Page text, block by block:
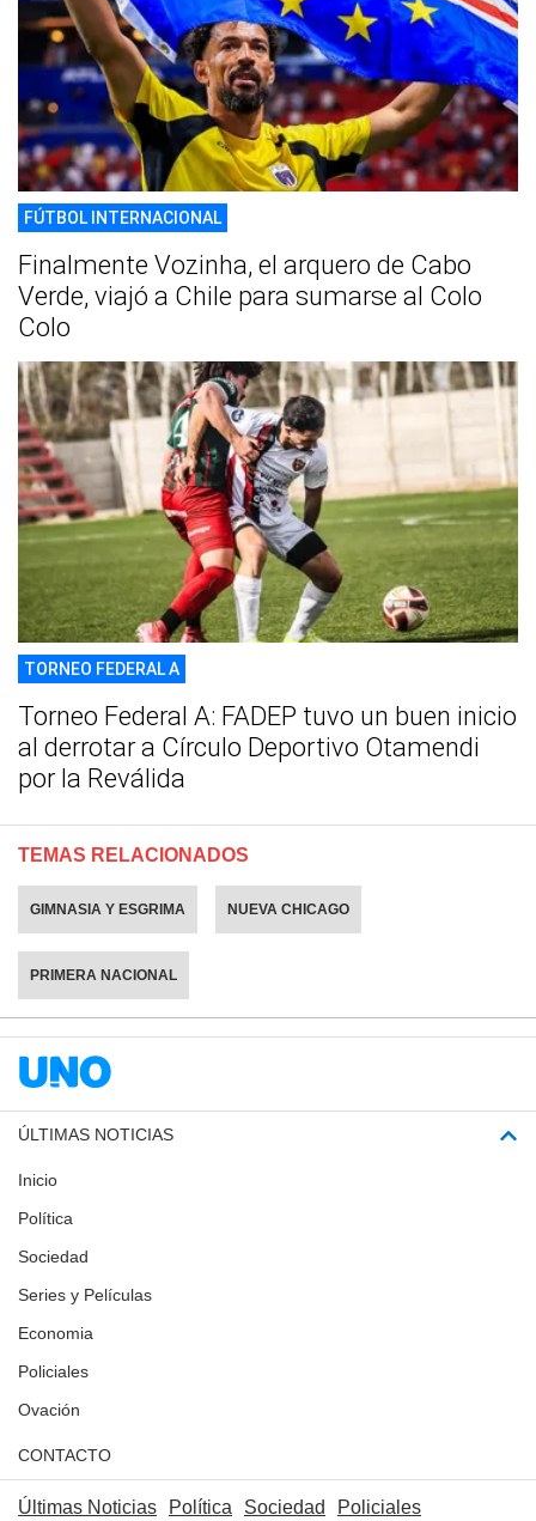
FÚTBOL INTERNACIONAL
Finalmente Vozinha, el arquero de Cabo
Verde, viajó a Chile para sumarse al Colo
Colo
TORNEO FEDERAL A
Torneo Federal A: FADEP tuvo un buen inicio
al derrotar a Círculo Deportivo Otamendi
por la Reválida
TEMAS RELACIONADOS
GIMNASIA Y ESGRIMA NUEVA CHICAGO
PRIMERA NACIONAL
ÚLTIMAS NOTICIAS
Inicio
Política
Sociedad
Series y Películas
Economia
Policiales
Ovación
CONTACTO
Últimas Noticias Política Sociedad Policiales